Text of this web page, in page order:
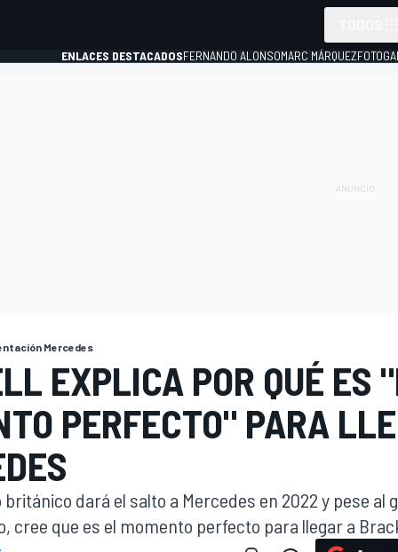
ENLACES DESTACADOSFERNANDO ALONSOMARC MÁRQUEZ
Mercedes
EXPLICA POR QUÉ ES
PERFECTO" PARA
británico dará el salto a Mercedes en 2022 y pese al
cree que es el momento perfecto para llegar a